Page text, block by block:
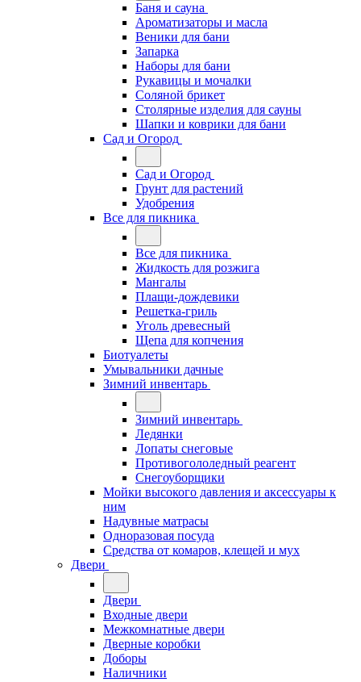
Баня и сауна
Ароматизаторы и масла
Веники для бани
Запарка
Наборы для бани
Рукавицы и мочалки
Соляной брикет
Столярные изделия для сауны
Шапки и коврики для бани
Сад и Огород
Сад и Огород
Грунт для растений
Удобрения
Все для пикника
Все для пикника
Жидкость для розжига
Мангалы
Плащи-дождевики
Решетка-гриль
Уголь древесный
Щепа для копчения
Биотуалеты
Умывальники дачные
Зимний инвентарь
Зимний инвентарь
Ледянки
Лопаты снеговые
Противогололедный реагент
Снегоуборщики
Мойки высокого давления и аксессуары к
ним
Надувные матрасы
Одноразовая посуда
Средства от комаров, клещей и мух
Двери
Двери
Входные двери
Межкомнатные двери
Дверные коробки
Доборы
Наличники